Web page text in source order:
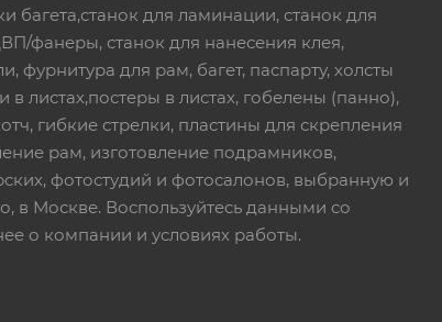
багета,станок для ламинации, станок для
фанеры, станок для нанесения клея,
для рам, багет, паспарту, холсты
листах,постеры в листах, гобелены (панно),
гибкие стрелки, пластины для скрепления
рам, изготовление подрамников,
фотостудий и фотосалонов, выбранную и
в Москве. Воспользуйтесь данными со
о компании и условиях работы.